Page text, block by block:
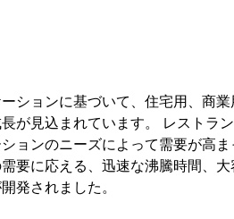
ションに基づいて、住宅用、商
が見込まれています。 レストラ
ョンのニーズによって需要が高
要に応える、迅速な沸騰時間、
発されました。